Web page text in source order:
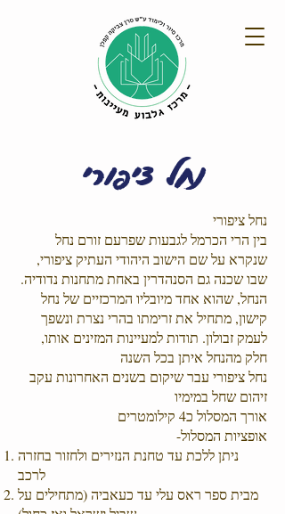
נחל ציפורי
נחל ציפורי
בין הרי הכרמל לגבעות שפרעם זורם נחל
שנקרא על שם הישוב היהודי העתיק ציפורי,
שבו שכנה גם הסנהדרין באחת מתחנות נדודיה.
הנחל, שהוא אחד מיובליו המרכזיים של נחל
קישון, מתחיל את זרימתו בהרי נצרת ונשפך
לעמק זבולון. תודות למעיינות המזינים אותו,
חלק מהנחל איתן בכל השנה
נחל ציפורי עבר שיקום בשנים האחרונות עקב
זיהום שחל במימיו
אורך המסלול כ4 קילומטרים
אופציות המסלול-
ניתן ללכת עד טחנת הנזירים ולחזור בחזרה
לרכב
מבית ספר ראס עלי עד כעאביה (מתחילים על